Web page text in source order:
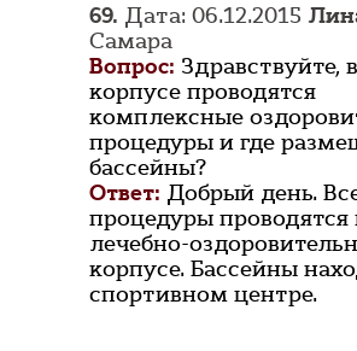
69. Дата: 06.12.2015
Самара
Вопрос: Здравствуйте,
корпусе проводятся
комплексные
процедуры и где
бассейны?
Ответ: Добрый день.
процедуры проводятся
лечебно-
корпусе. Бассейны
спортивном центре.